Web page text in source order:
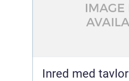
Inred med tavlor